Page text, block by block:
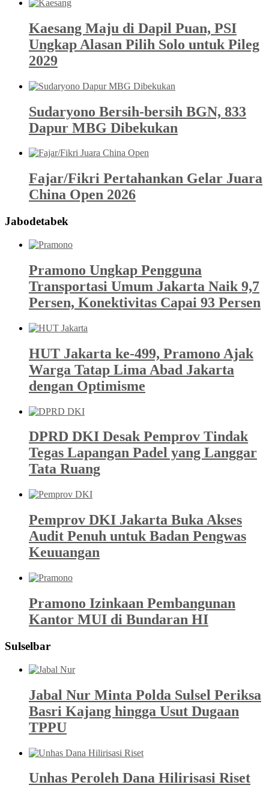
Kaesang Maju di Dapil Puan, PSI
Ungkap Alasan Pilih Solo untuk Pileg
2029
Sudaryono Bersih-bersih BGN, 833
Dapur MBG Dibekukan
Fajar/Fikri Pertahankan Gelar Juara
China Open 2026
Jabodetabek
Pramono Ungkap Pengguna
Transportasi Umum Jakarta Naik 9,7
Persen, Konektivitas Capai 93 Persen
HUT Jakarta ke-499, Pramono Ajak
Warga Tatap Lima Abad Jakarta
dengan Optimisme
DPRD DKI Desak Pemprov Tindak
Tegas Lapangan Padel yang Langgar
Tata Ruang
Pemprov DKI Jakarta Buka Akses
Audit Penuh untuk Badan Pengwas
Keuuangan
Pramono Izinkaan Pembangunan
Kantor MUI di Bundaran HI
Sulselbar
Jabal Nur Minta Polda Sulsel Periksa
Basri Kajang hingga Usut Dugaan
TPPU
Unhas Peroleh Dana Hilirisasi Riset